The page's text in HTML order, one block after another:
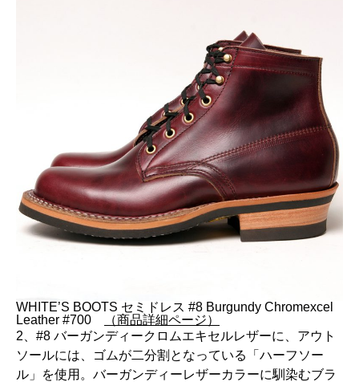
WHITE’S BOOTS セミドレス #8 Burgundy Chromexcel
Leather #700
（商品詳細ページ）
2、#8 バーガンディークロムエキセルレザーに、アウト
ソールには、ゴムが二分割となっている「ハーフソー
ル」を使用。バーガンディーレザーカラーに馴染むブラ